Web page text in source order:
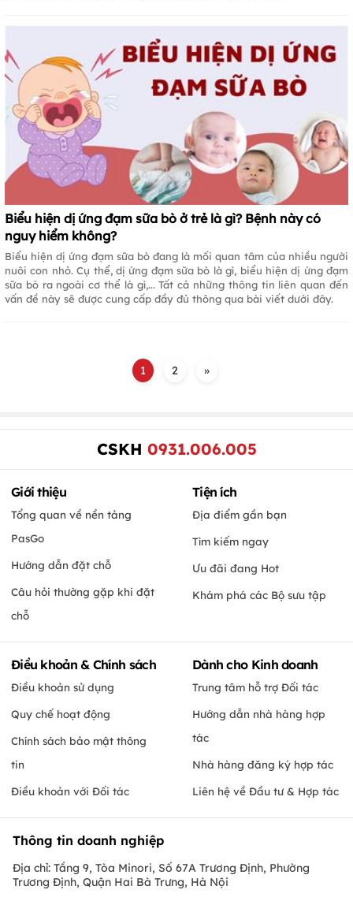
Biểu hiện dị ứng đạm sữa bò ở trẻ là gì? Bệnh này có
nguy hiểm không?
Biểu hiện dị ứng đạm sữa bò đang là mối quan tâm của nhiều người
nuôi con nhỏ. Cụ thể, dị ứng đạm sữa bò là gì, biểu hiện dị ứng đạm
sữa bò ra ngoài cơ thể là gì,... Tất cả những thông tin liên quan đến
vấn đề này sẽ được cung cấp đầy đủ thông qua bài viết dưới đây.
1 2 »
CSKH 0931.006.005
Giới thiệu
Tổng quan về nền tảng
PasGo
Hướng dẫn đặt chỗ
Câu hỏi thường gặp khi đặt
chỗ
Tiện ích
Địa điểm gần bạn
Tìm kiếm ngay
Ưu đãi đang Hot
Khám phá các Bộ sưu tập
Điều khoản & Chính sách
Điều khoản sử dụng
Quy chế hoạt động
Chính sách bảo mật thông
tin
Điều khoản với Đối tác
Dành cho Kinh doanh
Trung tâm hỗ trợ Đối tác
Hướng dẫn nhà hàng hợp
tác
Nhà hàng đăng ký hợp tác
Liên hệ về Đầu tư & Hợp tác
Thông tin doanh nghiệp
Địa chỉ: Tầng 9, Tòa Minori, Số 67A Trương Định, Phường
Trương Định, Quận Hai Bà Trưng, Hà Nội